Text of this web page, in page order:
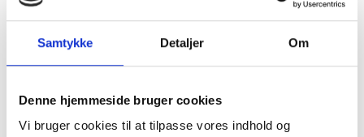
Samtykke Detaljer Om
Denne hjemmeside bruger cookies
Vi bruger cookies til at tilpasse vores indhold og
500DKK
pr. stk